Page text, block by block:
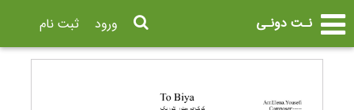
نـت دونـی ثبت نام ورود